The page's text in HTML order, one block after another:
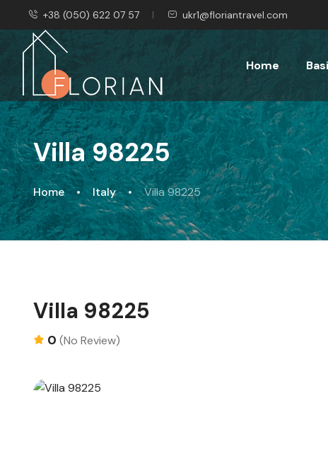
+38 (050) 622 07 57 ukr1@floriantravel.com
Home
Villa 98225
Home Italy Villa 98225
Villa 98225
0 (No Review)